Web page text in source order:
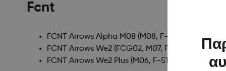
Fcnt
FCNT Arrows Alpha M08(M08, F-51F)
FCNT Arrows We2(FCG02, M07, F-52E, A402FC)
FCNT Arrows We2 Plus(M06, F-51E)